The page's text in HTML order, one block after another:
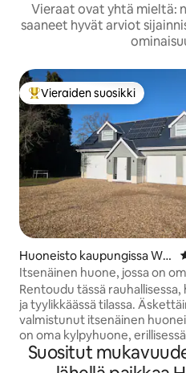
Vieraat ovat yhtä mieltä:
saaneet hyvät arviot
Vieraiden suosikkien
Vieraiden suosikki
Huoneisto kaupungissa Wo
olton Hill
Itsenäinen huone, jossa on
kylpyhuone (1/2)
Rentoudu tässä rauhallisessa,
ja tyylikkäässä tilassa.
valmistunut itsenäinen
on oma kylpyhuone, erillisessä
maalaistalon
reunalla. Jokaisessa huoneistossa on
Suositut